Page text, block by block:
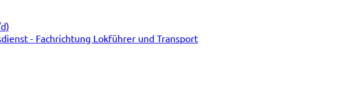
- Fachrichtung Lokführer und Transport